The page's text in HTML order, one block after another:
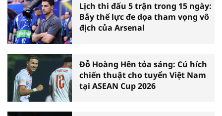
Lịch thi đấu 5 trận trong 15 ngày:
Bẫy thể lực đe dọa tham vọng vô
địch của Arsenal
Đỗ Hoàng Hên tỏa sáng: Cú hích
chiến thuật cho tuyển Việt Nam
tại ASEAN Cup 2026